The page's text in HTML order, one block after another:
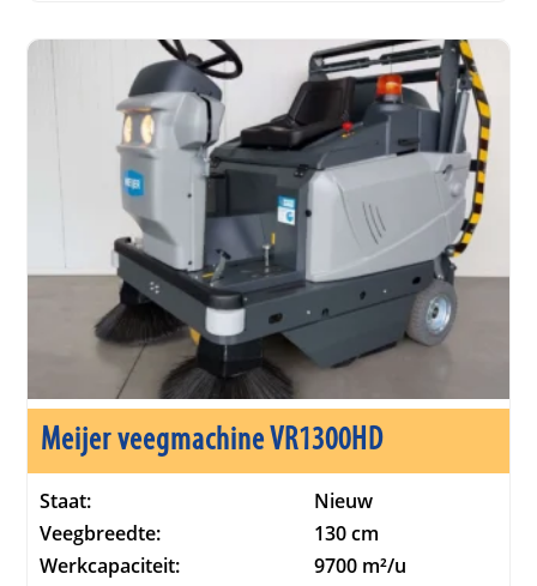
Meijer veegmachine VR1300HD
Staat:
Nieuw
Veegbreedte:
130 cm
Werkcapaciteit:
9700 m²/u